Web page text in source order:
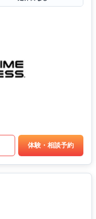
体験・相談予約